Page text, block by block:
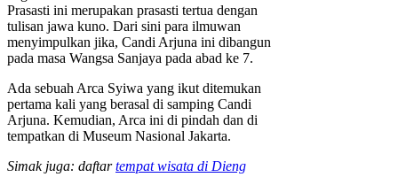
Prasasti ini merupakan prasasti tertua dengan
tulisan jawa kuno. Dari sini para ilmuwan
menyimpulkan jika, Candi Arjuna ini dibangun
pada masa Wangsa Sanjaya pada abad ke 7.
Ada sebuah Arca Syiwa yang ikut ditemukan
pertama kali yang berasal di samping Candi
Arjuna. Kemudian, Arca ini di pindah dan di
tempatkan di Museum Nasional Jakarta.
Simak juga: daftartempat wisata di Dieng